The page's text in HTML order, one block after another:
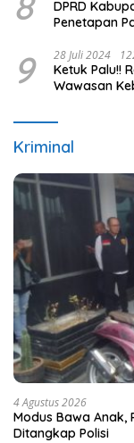
DPRD
Penetapan
9 28 Juli 2024
Ketuk Palu!!
Wawasan
Kriminal
4 Agustus 2026
Modus Bawa Anak,
Ditangkap Polisi